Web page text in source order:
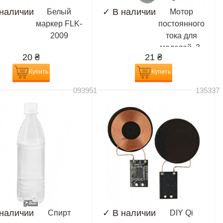
Белый
маркер FLK-
2009
20₴
Купить
✓ В наличии
Мотор
постоянного
тока для
моделей, 3-
21 ₴
Купить
093951
Спирт
135337
✓ В наличии
DIY Qi